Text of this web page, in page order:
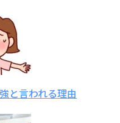
と言われる理由